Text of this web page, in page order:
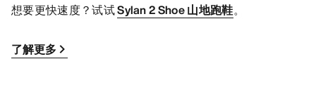
想要更快速度？试试Sylan 2 Shoe 山地跑鞋。
了解更多